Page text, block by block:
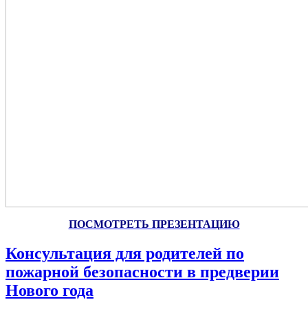
ПОСМОТРЕТЬ ПРЕЗЕНТАЦИЮ
Консультация для родителей по
пожарной безопасности в предверии
Нового года